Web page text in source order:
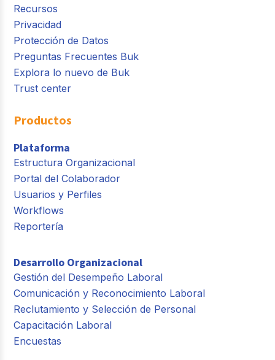
Recursos
Privacidad
Protección de Datos
Preguntas Frecuentes Buk
Explora lo nuevo de Buk
Trust center
Productos
Plataforma
Estructura Organizacional
Portal del Colaborador
Usuarios y Perfiles
Workflows
Reportería
Desarrollo Organizacional
Gestión del Desempeño Laboral
Comunicación y Reconocimiento Laboral
Reclutamiento y Selección de Personal
Capacitación Laboral
Encuestas